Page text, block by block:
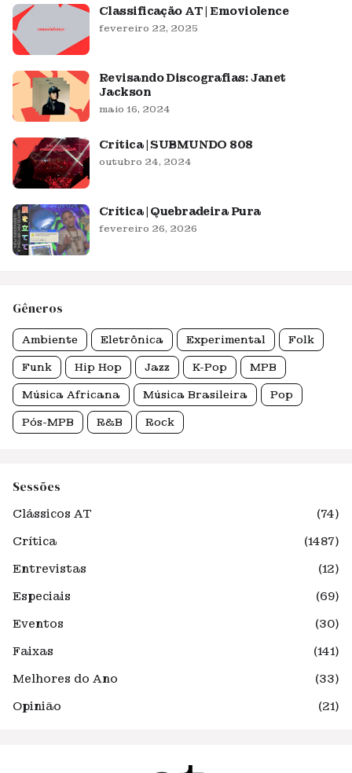
Classificação AT | Emoviolence
fevereiro 22, 2025
Revisando Discografias: Janet
Jackson
maio 16, 2024
Crítica | SUBMUNDO 808
outubro 24, 2024
Crítica | Quebradeira Pura
fevereiro 26, 2026
Gêneros
Ambiente Eletrônica Experimental Folk
Funk Hip Hop Jazz K-Pop MPB
Música Africana Música Brasileira Pop
Pós-MPB R&B Rock
Sessões
Clássicos AT
(74)
Crítica
(1487)
Entrevistas
(12)
Especiais
(69)
Eventos
(30)
Faixas
(141)
Melhores do Ano
(33)
Opinião
(21)